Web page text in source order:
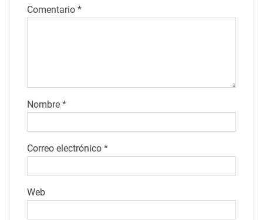
Comentario *
Nombre *
Correo electrónico *
Web